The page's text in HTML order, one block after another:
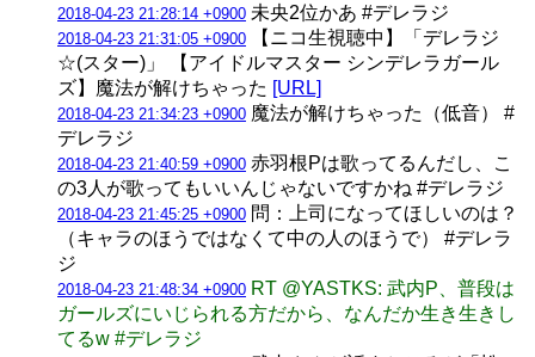
2018-04-23 21:28:14 +0900 未央2位かあ #デレラジ
2018-04-23 21:31:05 +0900 【ニコ生視聴中】「デレラジ
☆(スター)」 【アイドルマスター シンデレラガール
ズ】魔法が解けちゃった [URL]
2018-04-23 21:34:23 +0900 魔法が解けちゃった（低音） #
デレラジ
2018-04-23 21:40:59 +0900 赤羽根Pは歌ってるんだし、こ
の3人が歌ってもいいんじゃないですかね #デレラジ
2018-04-23 21:45:25 +0900 問：上司になってほしいのは？
（キャラのほうではなくて中の人のほうで） #デレラ
ジ
2018-04-23 21:48:34 +0900 RT @YASTKS: 武内P、普段は
ガールズにいじられる方だから、なんだか生き生きし
てるw #デレラジ